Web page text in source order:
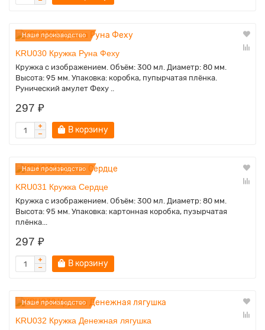
Наше производство
KRU030 Кружка Руна Феху
Кружка с изображением. Объём: 300 мл. Диаметр: 80 мм.
Высота: 95 мм. Упаковка: коробка, пупырчатая плёнка.
Рунический амулет Феху ..
297 ₽
В корзину
Наше производство
KRU031 Кружка Сердце
Кружка с изображением. Объём: 300 мл. Диаметр: 80 мм.
Высота: 95 мм. Упаковка: картонная коробка, пузырчатая
плёнка...
297 ₽
В корзину
Наше производство
KRU032 Кружка Денежная лягушка